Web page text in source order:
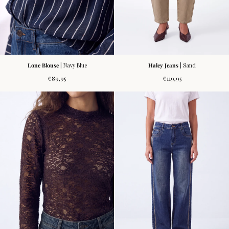
Lone Blouse | Navy Blue
Normale
€89,95
Haley Jeans | Sand
Normale
€119,95